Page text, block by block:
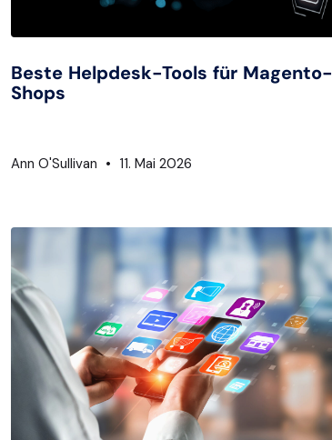
Beste Helpdesk-Tools für Magento-
Shops
Ann O'Sullivan 11. Mai 2026